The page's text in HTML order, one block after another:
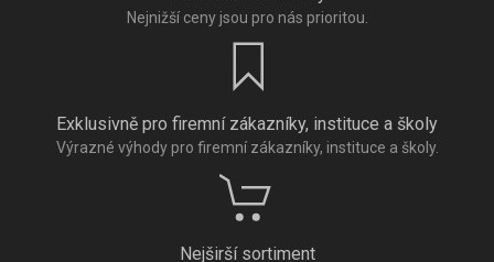
Nejnižší ceny jsou pro nás prioritou.
Exklusivně pro firemní zákazníky, instituce a školy
Výrazné výhody pro firemní zákazníky, instituce a školy.
Nejširší sortiment